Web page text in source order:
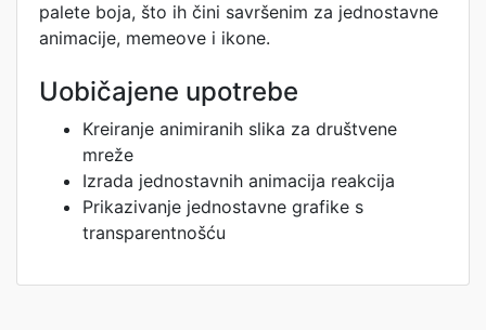
palete boja, što ih čini savršenim za jednostavne
animacije, memeove i ikone.
Uobičajene upotrebe
Kreiranje animiranih slika za društvene
mreže
Izrada jednostavnih animacija reakcija
Prikazivanje jednostavne grafike s
transparentnošću